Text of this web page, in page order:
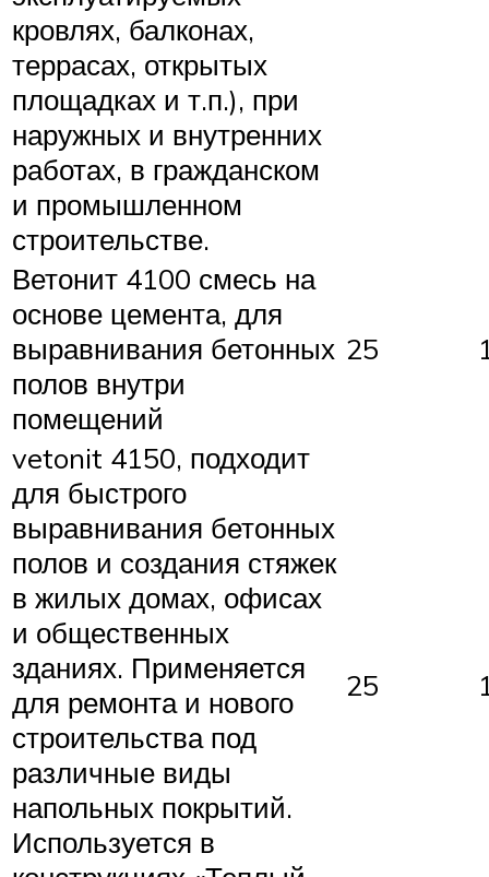
кровлях, балконах,
террасах, открытых
площадках и т.п.), при
наружных и внутренних
работах, в гражданском
и промышленном
строительстве.
Ветонит 4100 смесь на
основе цемента, для
выравнивания бетонных
полов внутри
помещений
25
vetonit 4150, подходит
для быстрого
выравнивания бетонных
полов и создания стяжек
в жилых домах, офисах
и общественных
зданиях. Применяется
для ремонта и нового
строительства под
различные виды
напольных покрытий.
Используется в
25